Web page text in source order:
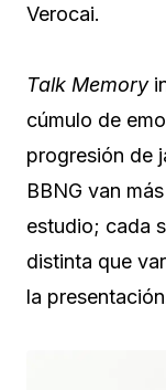
Verocai.
Talk Memory
cúmulo de
progresión de
BBNG van
estudio; cada
distinta que
la